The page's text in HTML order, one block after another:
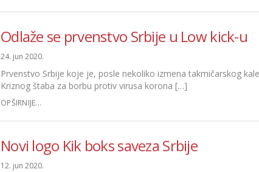
Odlaže se prvenstvo Srbije u Low kick-u
24. jun 2020.
Prvenstvo Srbije koje je, posle nekoliko izmena takmičarskog
Kriznog štaba za borbu protiv virusa korona […]
OPŠIRNIJE...
Novi logo Kik boks saveza Srbije
12. jun 2020.